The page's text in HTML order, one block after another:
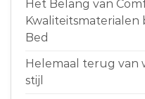
Het Belang van
Kwaliteitsmaterialen
Bed
Helemaal terug van
stijl